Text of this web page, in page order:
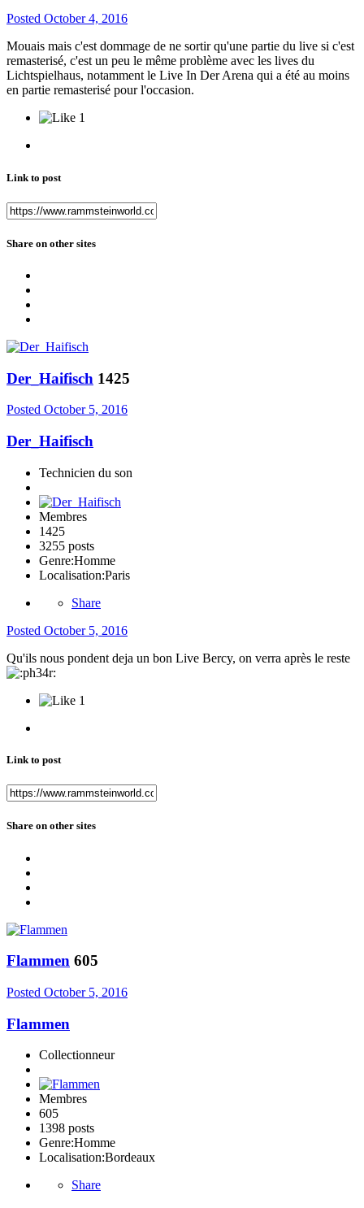
Posted October 4, 2016
Mouais mais c'est dommage de ne sortir qu'une partie du live si c'est
remasterisé, c'est un peu le même problème avec les lives du
Lichtspielhaus, notamment le Live In Der Arena qui a été au moins
en partie remasterisé pour l'occasion.
1
Link to post
Share on other sites
Der_Haifisch 1425
Posted October 5, 2016
Der_Haifisch
Technicien du son
Membres
1425
3255 posts
Genre:Homme
Localisation:Paris
Share
Posted October 5, 2016
Qu'ils nous pondent deja un bon Live Bercy, on verra après le reste
1
Link to post
Share on other sites
Flammen 605
Posted October 5, 2016
Flammen
Collectionneur
Membres
605
1398 posts
Genre:Homme
Localisation:Bordeaux
Share